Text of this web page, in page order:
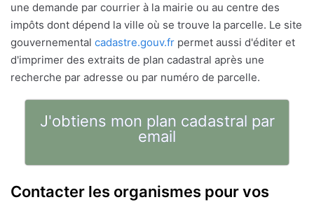
une demande par courrier à la mairie ou au centre des
impôts dont dépend la ville où se trouve la parcelle. Le site
gouvernemental cadastre.gouv.fr permet aussi d'éditer et
d'imprimer des extraits de plan cadastral après une
recherche par adresse ou par numéro de parcelle.
J'obtiens mon plan cadastral par
email
Contacter les organismes pour vos